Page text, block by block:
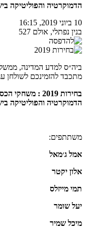
הדמוקרטיה והפוליטיקה
10 ביוני 2019, 16:15
בנין נפתלי, אולם 527
ביה״ס למדע המדינה, ממשל
מתכבד להזמינכם לשולחן
בחירות 2019 : משחקי הכס?
הדמוקרטיה והפוליטיקה
משתתפים:
אמל ג׳מאל
אלון יקטר
תמי מייזלס
יעל שומר
מיכל שמיר